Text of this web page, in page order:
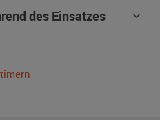
des Einsatzes